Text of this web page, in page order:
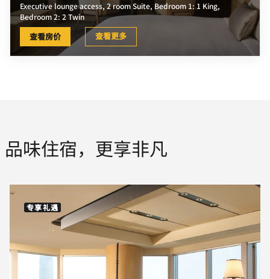
Executive lounge access, 2 room Suite, Bedroom 1: 1 King,
Bedroom 2: 2 Twin
查看房价 查看更多
品味住宿，更享非凡
专享礼遇